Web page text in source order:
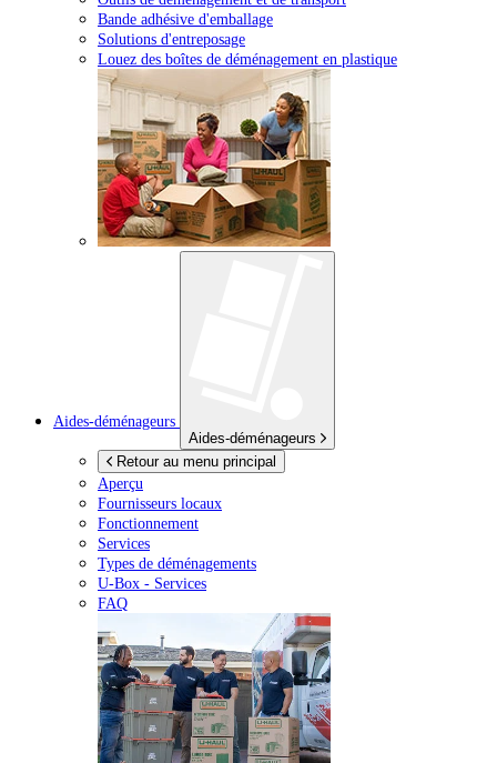
Bande adhésive d'emballage
Solutions d'entreposage
Louez des boîtes de déménagement en plastique
Aides-déménageurs
Aides-déménageurs
Retour au menu principal
Aperçu
Fournisseurs locaux
Fonctionnement
Services
Types de déménagements
U-Box - Services
FAQ